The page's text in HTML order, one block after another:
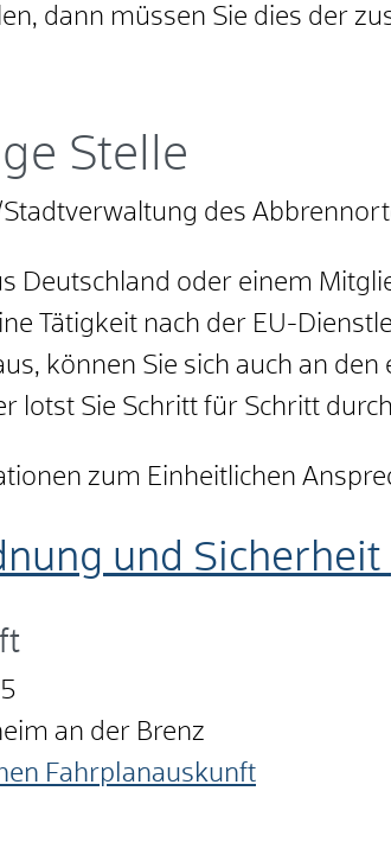
dann müssen Sie dies der
Stelle
des
Deutschland oder einem
Tätigkeit nach der EU-
können Sie sich auch an
lotst Sie Schritt für Schritt
zum Einheitlichen
und
an der Brenz
Fahrplanauskunft